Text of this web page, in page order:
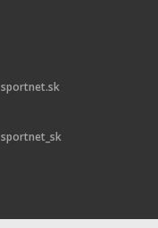
sportnet.sk
sportnet_sk